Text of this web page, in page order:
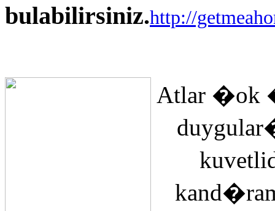
bulabilirsiniz.http://
Atlar �ok